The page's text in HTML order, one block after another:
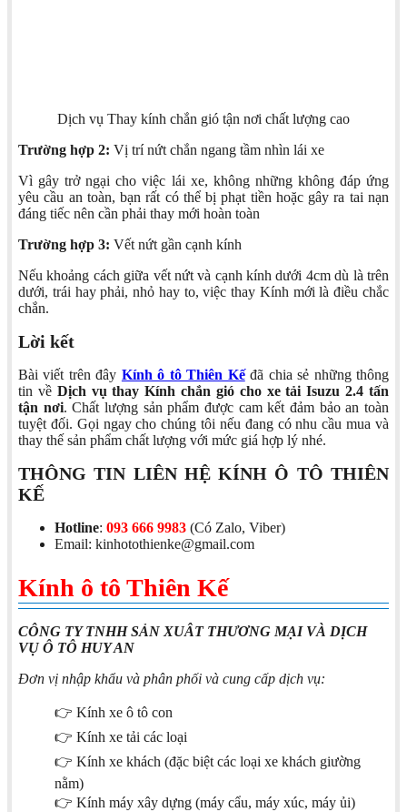
Dịch vụ Thay kính chắn gió tận nơi chất lượng cao
Trường hợp 2: Vị trí nứt chắn ngang tầm nhìn lái xe
Vì gây trở ngại cho việc lái xe, không những không đáp ứng
yêu cầu an toàn, bạn rất có thể bị phạt tiền hoặc gây ra tai nạn
đáng tiếc nên cần phải thay mới hoàn toàn
Trường hợp 3: Vết nứt gần cạnh kính
Nếu khoảng cách giữa vết nứt và cạnh kính dưới 4cm dù là trên
dưới, trái hay phải, nhỏ hay to, việc thay Kính mới là điều chắc
chắn.
Lời kết
Bài viết trên đây Kính ô tô Thiên Kếđã chia sẻ những thông
tin về Dịch vụ thay Kính chắn gió cho xe tải Isuzu 2.4 tấn
tận nơi. Chất lượng sản phẩm được cam kết đảm bảo an toàn
tuyệt đối. Gọi ngay cho chúng tôi nếu đang có nhu cầu mua và
thay thế sản phẩm chất lượng với mức giá hợp lý nhé.
THÔNG TIN LIÊN HỆ KÍNH Ô TÔ THIÊN
KẾ
Hotline: 093 666 9983 (Có Zalo, Viber)
Email: kinhotothienke@gmail.com
Kính ô tô Thiên Kế
CÔNG TY TNHH SẢN XUÂT THƯƠNG MẠI VÀ DỊCH
VỤ Ô TÔ HUY AN
Đơn vị nhập khẩu và phân phối và cung cấp dịch vụ:
👉 Kính xe ô tô con
👉 Kính xe tải các loại
👉 Kính xe khách (đặc biệt các loại xe khách giường
nằm)
👉 Kính máy xây dựng (máy cẩu, máy xúc, máy ủi)